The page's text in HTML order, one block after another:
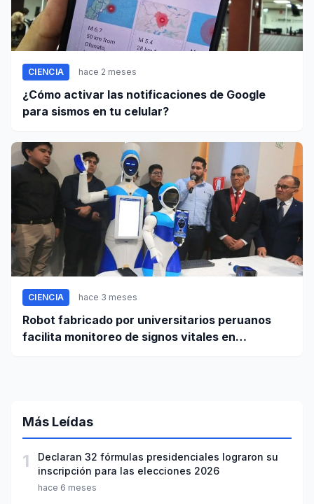
CIENCIA hace 2 meses
¿Cómo activar las notificaciones de Google
para sismos en tu celular?
CIENCIA hace 3 meses
Robot fabricado por universitarios peruanos
facilita monitoreo de signos vitales en
Más Leídas
1
Declaran 32 fórmulas presidenciales lograron su
inscripción para las elecciones 2026
hace 6 meses